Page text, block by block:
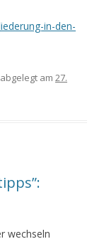
in-den-
abgelegt am 27.
wechseln